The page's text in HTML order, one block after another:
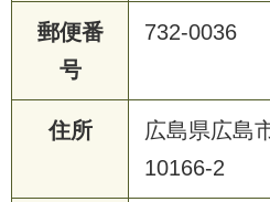
郵便番
号
732-0036
住所
広島県広島
10166-2